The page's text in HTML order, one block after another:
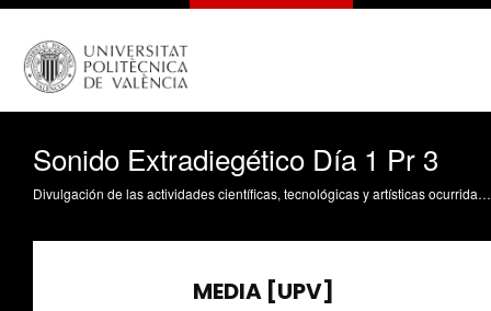
Sonido Extradiegético Día 1 Pr 3
Divulgación de las actividades científicas, tecnológicas y artísticas ocurridas en los tres campus de la UPV